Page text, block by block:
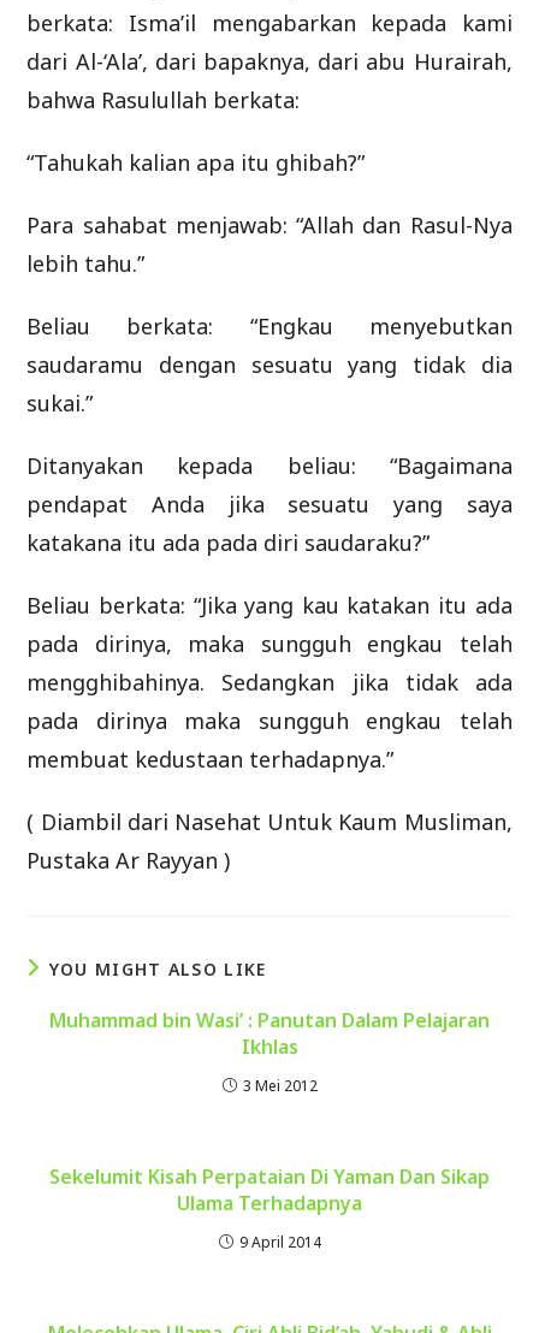
berkata: Isma’il mengabarkan kepada kami
dari Al-‘Ala’, dari bapaknya, dari abu Hurairah,
bahwa Rasulullah berkata:
“Tahukah kalian apa itu ghibah?”
Para sahabat menjawab: “Allah dan Rasul-Nya
lebih tahu.”
Beliau berkata: “Engkau menyebutkan
saudaramu dengan sesuatu yang tidak dia
sukai.”
Ditanyakan kepada beliau: “Bagaimana
pendapat Anda jika sesuatu yang saya
katakana itu ada pada diri saudaraku?”
Beliau berkata: “Jika yang kau katakan itu ada
pada dirinya, maka sungguh engkau telah
mengghibahinya. Sedangkan jika tidak ada
pada dirinya maka sungguh engkau telah
membuat kedustaan terhadapnya.”
( Diambil dari Nasehat Untuk Kaum Musliman,
Pustaka Ar Rayyan )
YOU MIGHT ALSO LIKE
Muhammad bin Wasi’ : Panutan Dalam Pelajaran
Ikhlas
3 Mei 2012
Sekelumit Kisah Perpataian Di Yaman Dan Sikap
Ulama Terhadapnya
9 April 2014